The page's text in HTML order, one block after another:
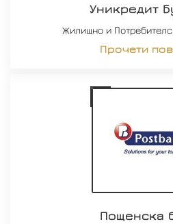
Уникредит
Жилищно и
Прочети
Пощенска